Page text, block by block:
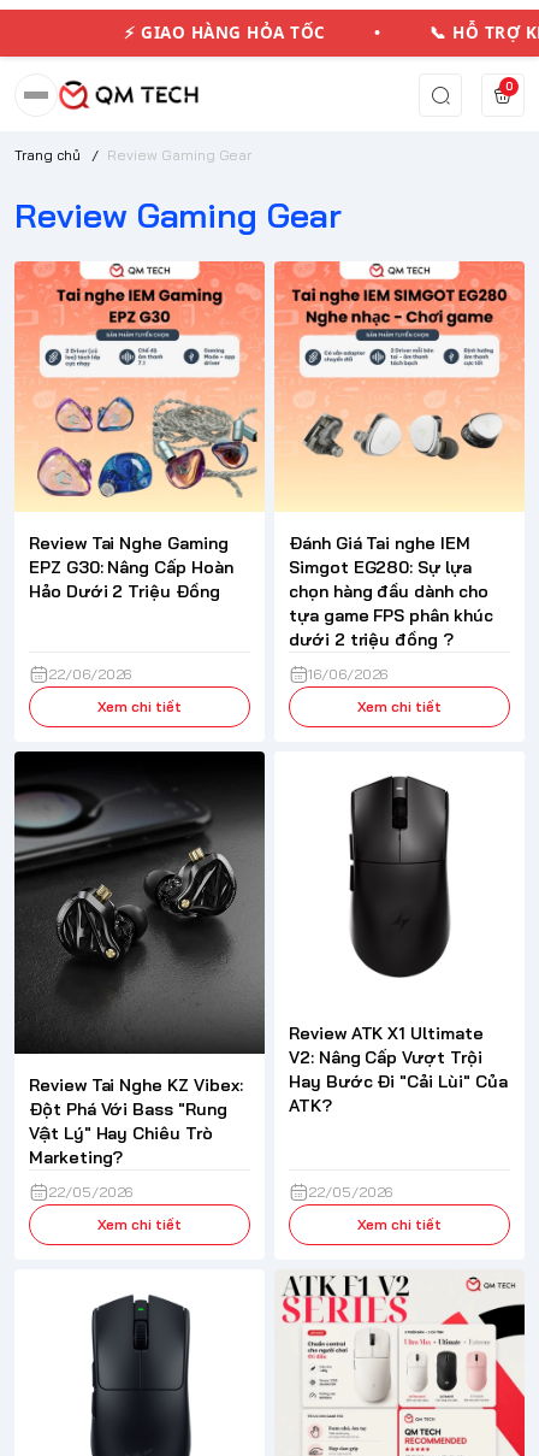
⚡ GIAO HÀNG HỎA TỐC • 📞 HỖ
0
Trang chủ / Review Gaming Gear
Review Gaming Gear
Review Tai Nghe Gaming
EPZ G30: Nâng Cấp Hoàn
Hảo Dưới 2 Triệu Đồng
22/06/2026
Xem chi tiết
Đánh Giá Tai nghe IEM
Simgot EG280: Sự lựa
chọn hàng đầu dành cho
tựa game FPS phân khúc
dưới 2 triệu đồng ?
16/06/2026
Xem chi tiết
Review Tai Nghe KZ Vibex:
Đột Phá Với Bass "Rung
Vật Lý" Hay Chiêu Trò
Marketing?
22/05/2026
Xem chi tiết
Review ATK X1 Ultimate
V2: Nâng Cấp Vượt Trội
Hay Bước Đi "Cải Lùi" Của
ATK?
22/05/2026
Xem chi tiết